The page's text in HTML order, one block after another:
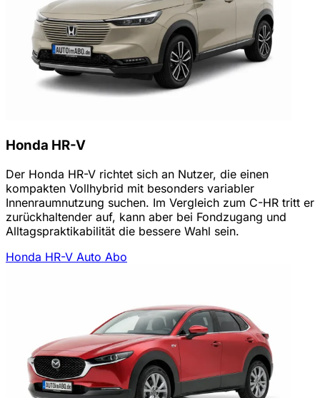
Honda HR-V
Der Honda HR-V richtet sich an Nutzer, die einen
kompakten Vollhybrid mit besonders variabler
Innenraumnutzung suchen. Im Vergleich zum C-HR tritt er
zurückhaltender auf, kann aber bei Fondzugang und
Alltagspraktikabilität die bessere Wahl sein.
Honda HR-V Auto Abo